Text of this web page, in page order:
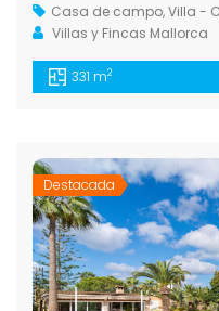
Casa de campo,Villa -
Villas y Fincas Mallorca
331 m2
Destacada